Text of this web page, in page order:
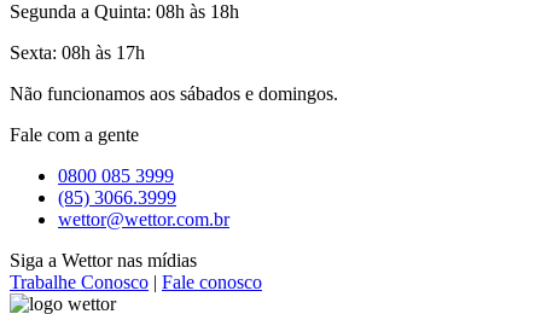
Segunda a Quinta: 08h às 18h
Sexta: 08h às 17h
Não funcionamos aos sábados e domingos.
Fale com a gente
0800 085 3999
(85) 3066.3999
wettor@wettor.com.br
Siga a Wettor nas mídias
Trabalhe Conosco | Fale conosco